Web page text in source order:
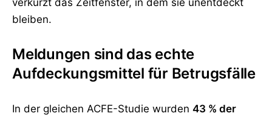
verkürzt das Zeitfenster, in dem sie unentdeckt
bleiben.
Meldungen sind das echte
Aufdeckungsmittel für Betrugsfälle
In der gleichen ACFE-Studie wurden 43 % der